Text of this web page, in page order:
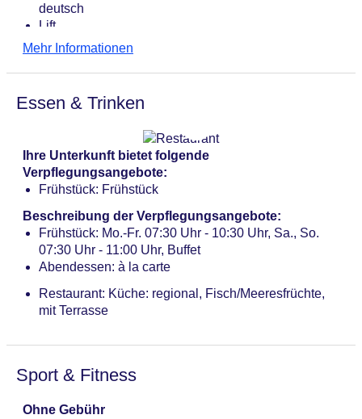
deutsch
Lift
Sonnenterrasse
ohne Gebühr
Zahlungsarten: TUI Card / VISA, MasterCard, EC
Karte/Maestro
Haustiere nicht erlaubt
Parkmöglichkeiten: Stellplätze, nicht überdacht: ca.
20 EUR, im Parkhaus
Gebäudeanzahl: 1, Etagen: 3, Zimmer: 54
Landeskategorie: 4 Sterne
Mehr Informationen
Essen & Trinken
Ihre Unterkunft bietet folgende
Verpflegungsangebote:
Frühstück: Frühstück
Beschreibung der Verpflegungsangebote:
Frühstück: Mo.-Fr. 07:30 Uhr - 10:30 Uhr, Sa., So.
07:30 Uhr - 11:00 Uhr, Buffet
Abendessen: à la carte
Restaurant: Küche: regional, Fisch/Meeresfrüchte,
mit Terrasse
Sport & Fitness
Ohne Gebühr